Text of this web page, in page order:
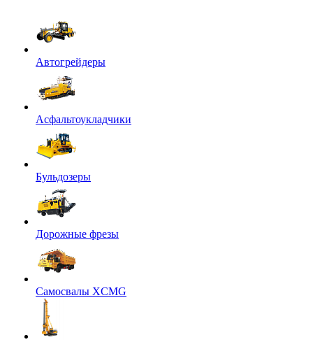
Автогрейдеры
Асфальтоукладчики
Бульдозеры
Дорожные фрезы
Самосвалы XCMG